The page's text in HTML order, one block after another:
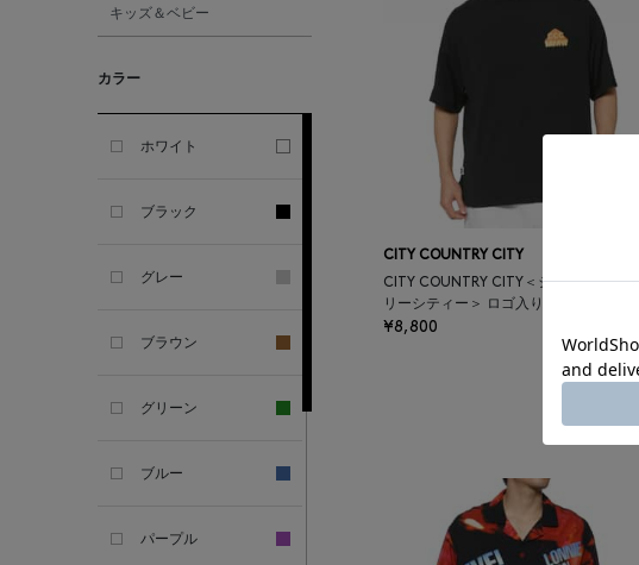
AMOMENTO
ANCIENT GREEK
キッズ＆ベビー
カラー
ホワイト
ブラック
グレー
ブラウン
グリーン
ブルー
パープル
CITY COUNTRY CITY
CITY COUNTRY CITY＜シティーカント
リーシティー＞ ロゴ入りTシャツ
¥8,800